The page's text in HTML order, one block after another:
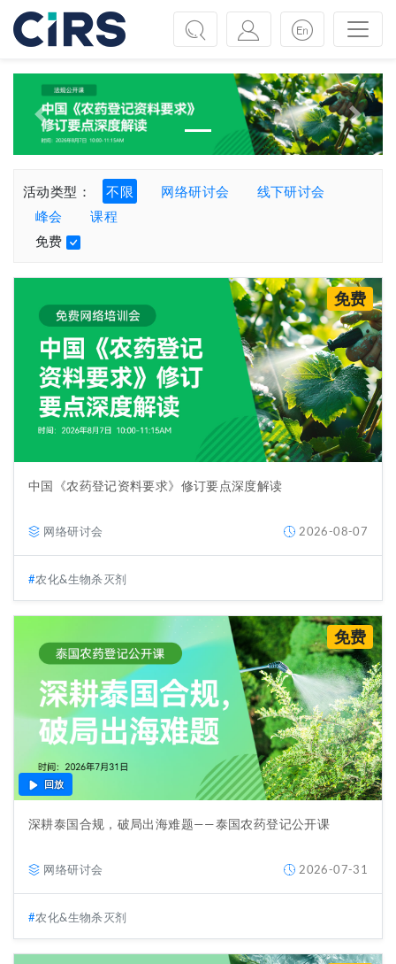
Previous Next
活动类型： 不限 网络研讨会
线下研讨会
峰会
课程
免费
免费
中国《农药登记资料要求》修订要点深度解读
网络研讨会 2026-08-07
农化&生物杀灭剂
回放
免费
深耕泰国合规，破局出海难题——泰国农药登记公开课
网络研讨会 2026-07-31
农化&生物杀灭剂